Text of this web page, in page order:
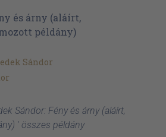
Sándor
Sándor: Fény és árny (aláírt,
' összes példány